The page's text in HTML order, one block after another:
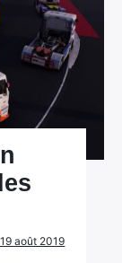
août 2019